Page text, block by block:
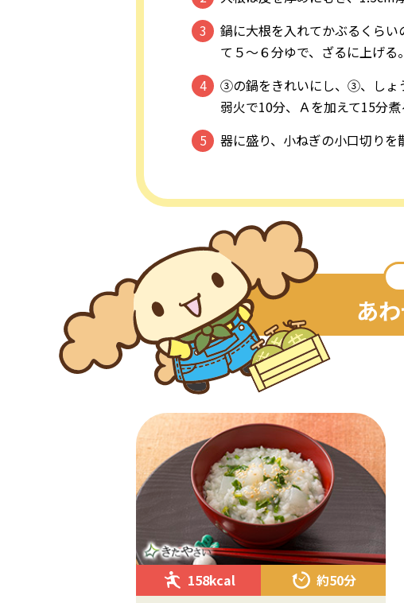
鍋に大根を入れてかぶるくら
て５～６分ゆで、ざるに上げる。
③の鍋をきれいにし、③、しょ
弱火で10分、Ａを加えて15分
器に盛り、小ねぎの小口切りを
あ
158kcal 約50分